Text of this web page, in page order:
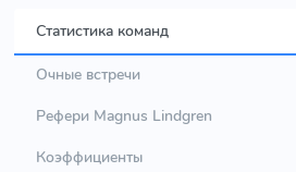
Статистика команд
Очные встречи
Рефери Magnus Lindgren
Коэффициенты